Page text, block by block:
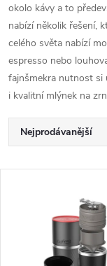
okolo kávy a to
nabízí několik řešení,
celého světa nabízí
espresso nebo
fajnšmekra nutnost si
i kvalitní mlýnek na
Ř
a
Nejprodávanější
Abecedně